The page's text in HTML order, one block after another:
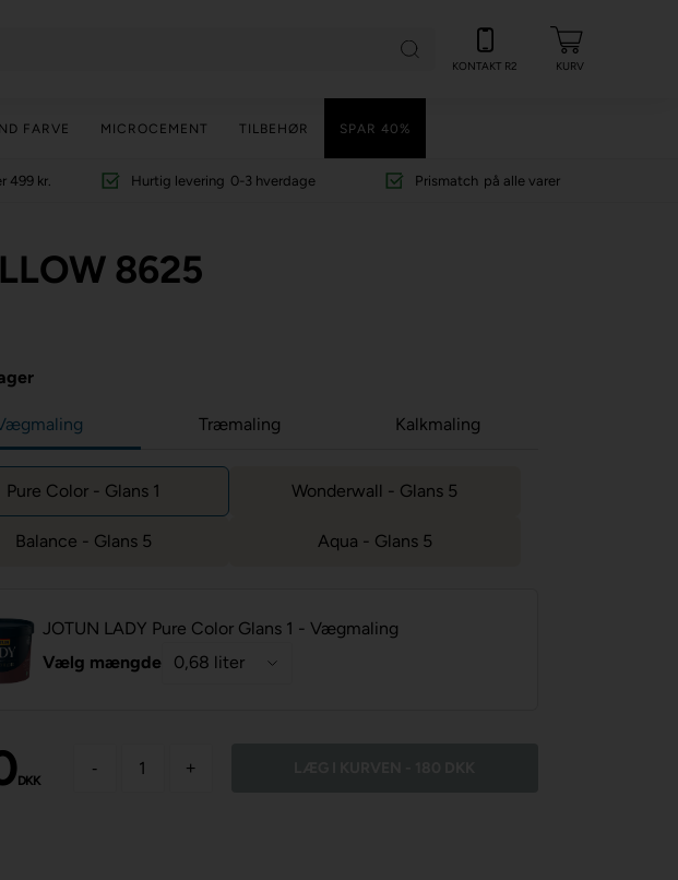
KONTAKT R2 KURV
FARVE MICROCEMENT TILBEHØR SPAR 40%
499 kr. Hurtig levering 0-3 hverdage Prismatch på alle varer
8625
Træmaling Kalkmaling
Pure Color - Glans 1 Wonderwall - Glans 5
Balance - Glans 5 Aqua - Glans 5
JOTUN LADY Pure Color Glans 1 - Vægmaling
Vælg mængde
DKK
- +